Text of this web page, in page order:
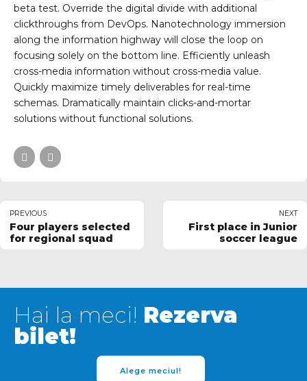
beta test. Override the digital divide with additional
clickthroughs from DevOps. Nanotechnology immersion
along the information highway will close the loop on
focusing solely on the bottom line. Efficiently unleash
cross-media information without cross-media value.
Quickly maximize timely deliverables for real-time
schemas. Dramatically maintain clicks-and-mortar
solutions without functional solutions.
PREVIOUS
Four players selected
for regional squad
NEXT
First place in Junior
soccer league
Hai la meci! Rezerva
bilet!
Alege meciul!